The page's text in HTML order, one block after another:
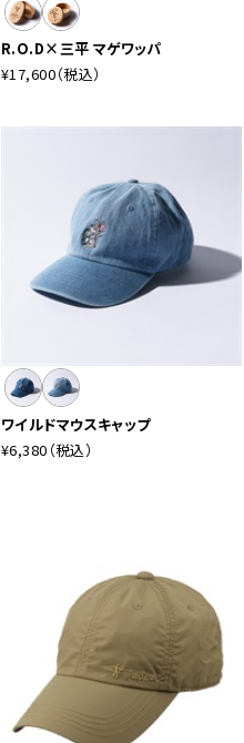
R.O.D×三平 マゲワッパ
¥17,600（税込）
ワイルドマウスキャップ
¥6,380 （税込）